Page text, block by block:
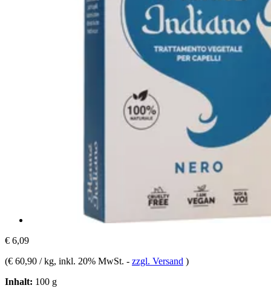
€ 6,09
(€ 60,90 / kg, inkl. 20% MwSt. - zzgl. Versand )
Inhalt: 100 g